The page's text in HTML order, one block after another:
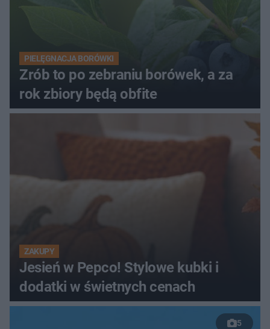
PIELĘGNACJA BORÓWKI
Zrób to po zebraniu borówek, a za
rok zbiory będą obfite
ZAKUPY
Jesień w Pepco! Stylowe kubki i
dodatki w świetnych cenach
5